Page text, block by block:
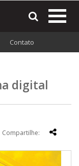
Contato
digital
Compartilhe: